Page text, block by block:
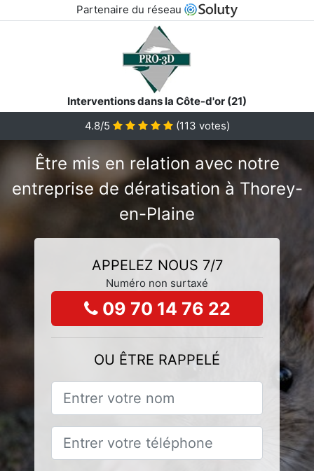
Partenaire du réseau
Interventions dans la Côte-d'or (21)
4.8/5
(113 votes)
Être mis en relation avec notre
entreprise de dératisation à Thorey-
en-Plaine
APPELEZ NOUS 7/7
Numéro non surtaxé
09 70 14 76 22
OU ÊTRE RAPPELÉ